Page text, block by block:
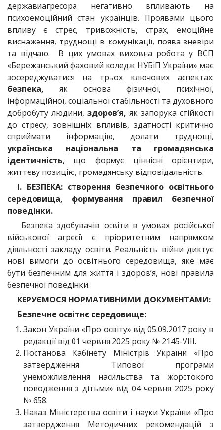
державиагресора негативно впливають на
психоемоційний стан українців. Проявами цього
впливу є стрес, тривожність, страх, емоційне
виснаження, труднощі в комунікації, поява зневіри
та відчаю. В цих умовах виховна робота у ВСП
«Бережанський фаховий коледж НУБіП України» має
зосереджуватися на трьох ключових аспектах:
безпека, як основа фізичної, психічної,
інформаційної, соціальної стабільності та духовного
добробуту людини, здоров’я, як запорука стійкості
до стресу, зовнішніх впливів, здатності критично
сприймати інформацію, долати труднощі,
українська національна та громадянська
ідентичність, що формує ціннісні орієнтири,
життєву позицію, громадянську відповідальність.
І. БЕЗПЕКА: створення безпечного освітнього
середовища, формування правил безпечної
поведінки.
Безпека здобувачів освіти в умовах російської
військової агресії є пріоритетним напрямком
діяльності закладу освіти. Реальність війни диктує
нові вимоги до освітнього середовища, яке має
бути безпечним для життя і здоров’я, нові правила
безпечної поведінки.
КЕРУЄМОСЯ НОРМАТИВНИМИ ДОКУМЕНТАМИ:
Безпечне освітнє середовище:
Закон України «Про освіту» від 05.09.2017 року в
редакції від 01 червня 2025 року № 2145-VІІІ.
Постанова Кабінету Міністрів України «Про
затвердження Типової програми
унеможливлення насильства та жорстокого
поводження з дітьми» від 04 червня 2025 року
№ 658.
Наказ Міністерства освіти і науки України «Про
затвердження Методичних рекомендацій з